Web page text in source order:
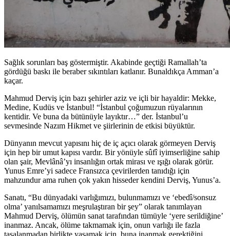
Sağlık sorunları baş göstermiştir. Akabinde geçtiği Ramallah’ta
gördüğü baskı ile beraber sıkıntıları katlanır. Bunaldıkça Amman’a
kaçar.
Mahmud Derviş için bazı şehirler aziz ve içli bir hayaldir: Mekke,
Medine, Kudüs ve İstanbul! “İstanbul çoğumuzun rüyalarının
kentidir. Ve buna da bütünüyle layıktır…” der. İstanbul’u
sevmesinde Nazım Hikmet ve şiirlerinin de etkisi büyüktür.
Dünyanın mevcut yapısını hiç de iç açıcı olarak görmeyen Derviş
için hep bir umut kapısı vardır. Bir yönüyle sûfî iyimserliğine sahip
olan şair, Mevlânâ’yı insanlığın ortak mirası ve ışığı olarak görür.
Yunus Emre’yi sadece Fransızca çevirilerden tanıdığı için
mahzundur ama ruhen çok yakın hisseder kendini Derviş, Yunus’a.
Sanatı, “Bu dünyadaki varlığımızı, bulunmamızı ve ‘ebedî/sonsuz
olma’ yanılsamamızı meşrulaştıran bir şey” olarak tanımlayan
Mahmud Derviş, ölümün sanat tarafından tümüyle ‘yere serildiğine’
inanmaz. Ancak, ölüme takmamak için, onun varlığı ile fazla